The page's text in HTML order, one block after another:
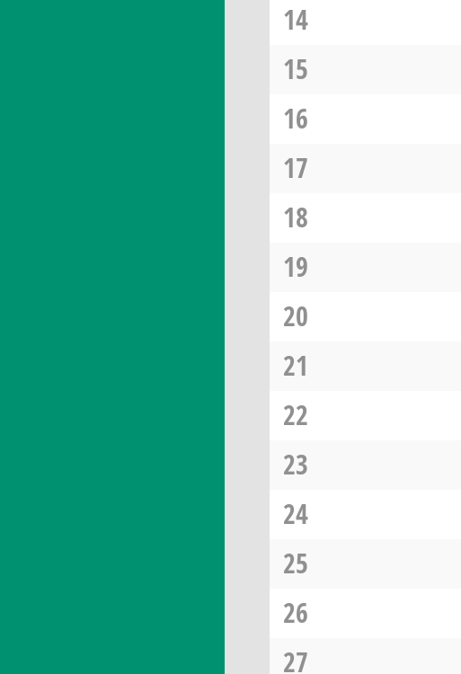
14
15
16
17
18
19
20
21
22
23
24
25
26
27